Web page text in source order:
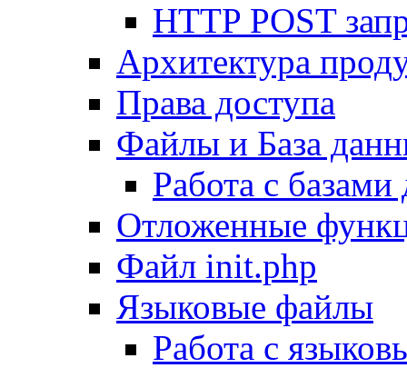
HTTP POST
Архитектура
Права доступа
Файлы и База
Работа с
Отложенные
Файл init.php
Языковые файлы
Работа с